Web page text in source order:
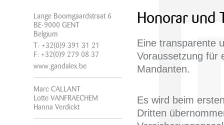
Lange Boomgaardstraat 6
BE-9000 GENT
Belgium
T: +32(0)9 391 31 21
F: +32(0)9 279 08 37
www.gandalex.be
Marc CALLANT
Lotte VANFRAECHEM
Hanna Verdickt
Honorar und
Eine transparente
Voraussetzung für
Mandanten.
Es wird beim
Dritten